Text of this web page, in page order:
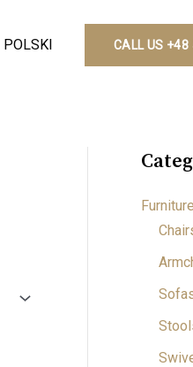
POLSKI CALL US
Furniture